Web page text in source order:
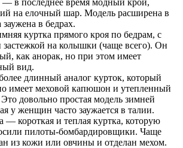
на елочный шар. Модель расширена в
в бедрах.
куртка прямого кроя по бедрам, с
на колышки (чаще всего). Он
как анорак, но при этом имеет
вид.
длинный аналог курток, который
имеет меховой капюшон и утепленный
довольно простая модель зимней
у женщин часто заужается в талии.
— короткая и теплая куртка, которую
пилоты-бомбардировщики. Чаще
из кожи или овчины и отделан мехом.